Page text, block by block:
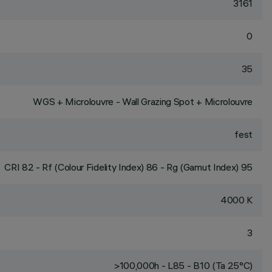
3161
0
35
WGS + Microlouvre - Wall Grazing Spot + Microlouvre
fest
CRI 82 - Rf (Colour Fidelity Index) 86 - Rg (Gamut Index) 95
4000 K
3
>100,000h - L85 - B10 (Ta 25°C)